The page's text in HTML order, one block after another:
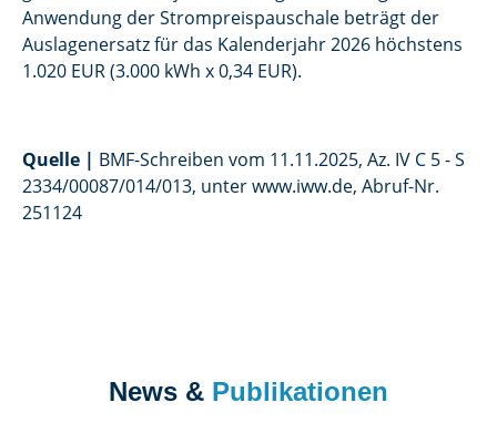
Anwendung der Strompreispauschale beträgt der
Auslagenersatz für das Kalenderjahr 2026 höchstens
1.020 EUR (3.000 kWh x 0,34 EUR).
Quelle | BMF-Schreiben vom 11.11.2025, Az. IV C 5 - S
2334/00087/014/013, unter www.iww.de, Abruf-Nr.
251124
News & Publikationen